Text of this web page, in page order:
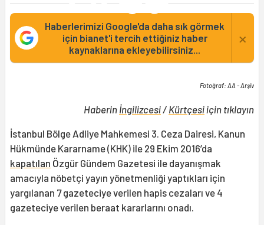
Haberlerimizi Google'da daha sık görmek
için bianet'i tercih ettiğiniz haber
kaynaklarına ekleyebilirsiniz...
×
Fotoğraf: AA - Arşiv
Haberin İngilizcesi/ Kürtçesiiçin tıklayın
İstanbul Bölge Adliye Mahkemesi 3. Ceza Dairesi, Kanun
Hükmünde Kararname (KHK) ile 29 Ekim 2016’da
kapatılan Özgür Gündem Gazetesi ile dayanışmak
amacıyla nöbetçi yayın yönetmenliği yaptıkları için
yargılanan 7 gazeteciye verilen hapis cezaları ve 4
gazeteciye verilen beraat kararlarını onadı.